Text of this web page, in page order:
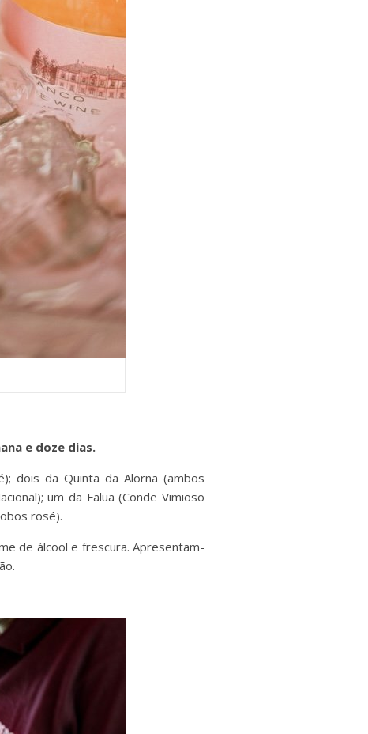
e doze dias.
dois da Quinta da Alorna (ambos
um da Falua (Conde Vimioso
rosé).
de álcool e frescura. Apresentam-